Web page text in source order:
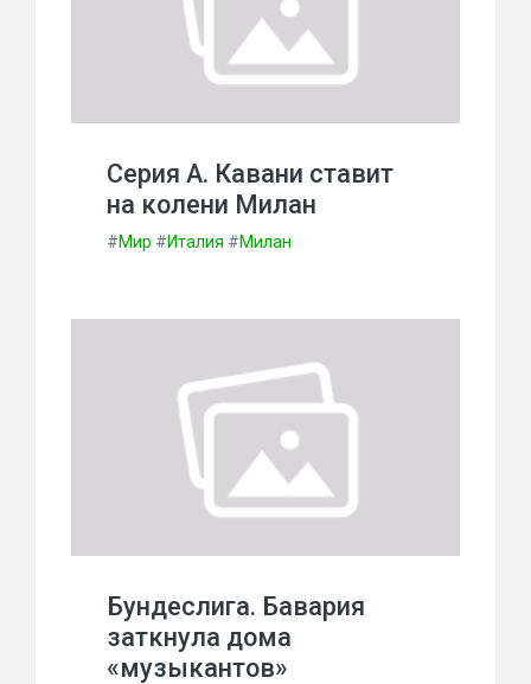
Серия А. Кавани ставит
на колени Милан
#Мир #Италия #Милан
Бундеслига. Бавария
заткнула дома
«музыкантов»